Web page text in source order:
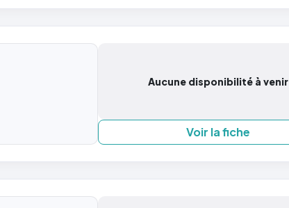
Aucune disponibilité à venir
Voir la fiche